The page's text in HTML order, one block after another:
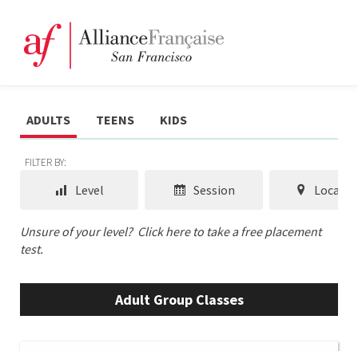
ADULTS TEENS KIDS
FILTER BY:
Level Session
Unsure of your level? Click here to take a free placement
test.
Adult Group Classes